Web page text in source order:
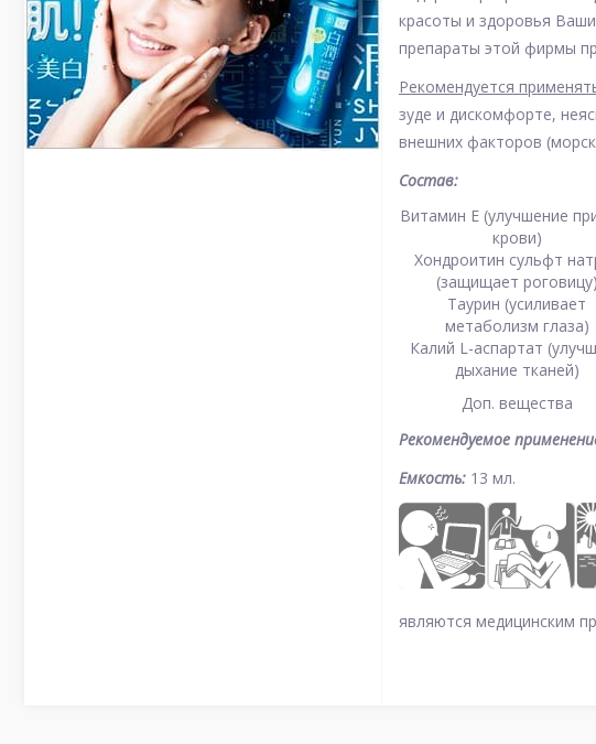
красоты и здоровья
препараты этой фирмы
Рекомендуется
зуде и дискомфорте,
внешних факторов
Состав:
Витамин E (улучшение
крови)
Хондроитин сульфт
(защищает роговицу)
Таурин (усиливает
метаболизм глаза)
Калий L-аспартат
дыхание тканей)
Доп. вещества
Рекомендуемое
Емкость: 13 мл.
являются медицинским